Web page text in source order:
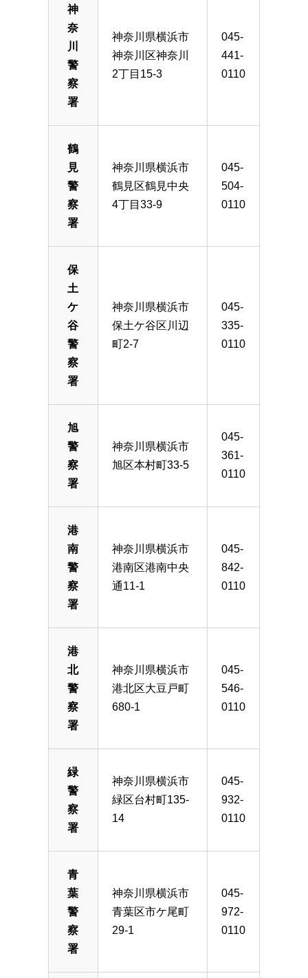
神
奈
川
警
察
署
神奈川県横浜市
神奈川区神奈川
2丁目15-3
045-
441-
0110
鶴
見
警
察
署
神奈川県横浜市
鶴見区鶴見中央
4丁目33-9
045-
504-
0110
保
土
ケ
谷
警
察
署
神奈川県横浜市
保土ケ谷区川辺
町2-7
045-
335-
0110
旭
警
察
署
神奈川県横浜市
旭区本村町33-5
045-
361-
0110
港
南
警
察
署
神奈川県横浜市
港南区港南中央
通11-1
045-
842-
0110
港
北
警
察
署
神奈川県横浜市
港北区大豆戸町
680-1
045-
546-
0110
緑
警
察
署
神奈川県横浜市
緑区台村町135-
14
045-
932-
0110
青
葉
警
察
署
神奈川県横浜市
青葉区市ケ尾町
29-1
045-
972-
0110